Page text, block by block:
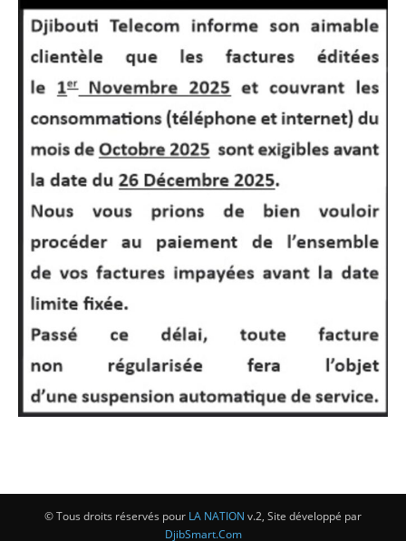
© Tous droits réservés pour LA NATION v.2, Site développé par
DjibSmart.Com